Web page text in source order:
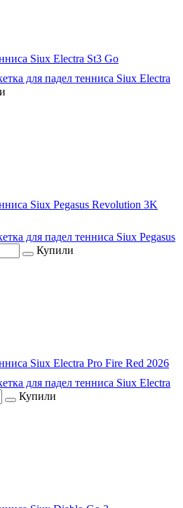
Siux Electra St3 Go
для падел тенниса Siux Electra
Siux Pegasus Revolution 3K
для падел тенниса Siux Pegasus
Купили
Siux Electra Pro Fire Red 2026
для падел тенниса Siux Electra
Купили